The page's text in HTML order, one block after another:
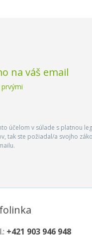
na váš email
účelom v súlade s platnou
tak ste požiadal/a svojho
+421 903 946 948